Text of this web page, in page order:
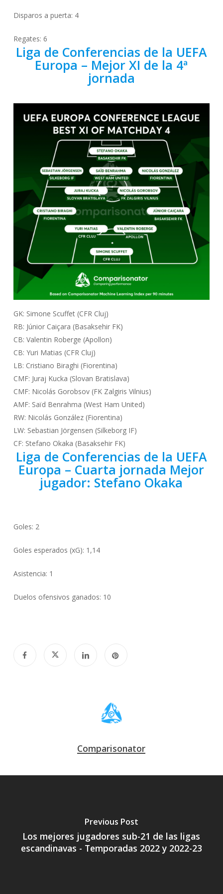
Disparos a puerta: 4
Regates: 6
Liga de Conferencias de la UEFA
Europa – Mejor XI de la 4ª
jornada
GK: Simone Scuffet (CFR Cluj)
RB: Júnior Caiçara (Basaksehir FK)
CB: Valentin Roberge (Apollon)
CB: Yuri Matias (CFR Cluj)
LB: Cristiano Biraghi (Fiorentina)
CMF: Juraj Kucka (Slovan Bratislava)
CMF: Nicolás Gorobsov (FK Zalgiris Vilnius)
AMF: Saïd Benrahma (West Ham United)
RW: Nicolás González (Fiorentina)
LW: Sebastian Jörgensen (Silkeborg IF)
CF: Stefano Okaka (Basaksehir FK)
Liga de Conferencias de la UEFA
Europa – Cuarta jornada Mejor
jugador: Stefano Okaka
Goles: 2
Goles esperados (xG): 1,14
Asistencia: 1
Duelos ofensivos ganados: 10
Comparisonator
Previous Post
Los mejores jugadores sub-21 de las ligas
escandinavas - Temporadas 2022 y 2022-23